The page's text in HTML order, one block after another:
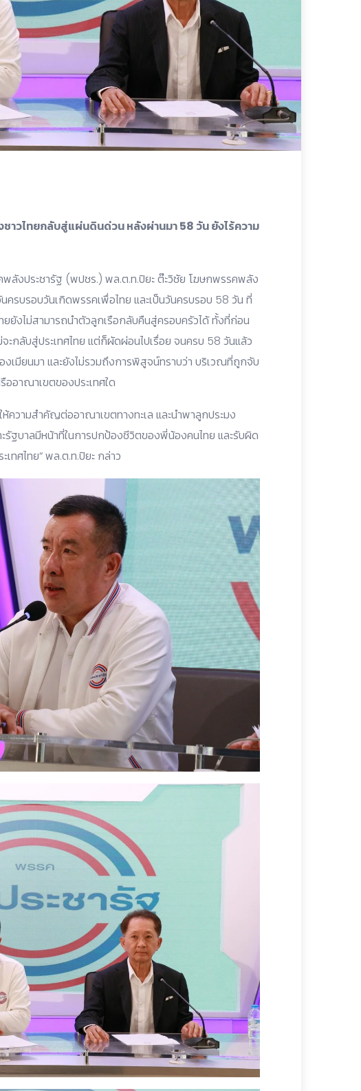
ชาวไทยกลับสู่แผ่นดินด่วน หลังผ่านมา 58 วัน ยังไร้ความ
พลังประชารัฐ (พปชร.) พล.ต.ท.ปิยะ ต๊ะวิชัย โฆษกพรรคพลัง
ครบรอบวันเกิดพรรคเพื่อไทย และเป็นวันครบรอบ 58 วัน ที่
ยังไม่สามารถนำตัวลูกเรือกลับคืนสู่ครอบครัวได้ ทั้งที่ก่อน
ะกลับสู่ประเทศไทย แต่ก็ผัดผ่อนไปเรื่อย จนครบ 58 วันแล้ว
เมียนมา และยังไม่รวมถึงการพิสูจน์ทราบว่า บริเวณที่ถูกจับ
อาณาเขตของประเทศใด
ความสำคัญต่ออาณาเขตทางทะเล และนำพาลูกประมง
ฐบาลมีหน้าที่ในการปกป้องชีวิตของพี่น้องคนไทย และรับผิด
ทศไทย“ พล.ต.ท.ปิยะ กล่าว